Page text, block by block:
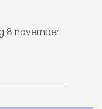
8 november.